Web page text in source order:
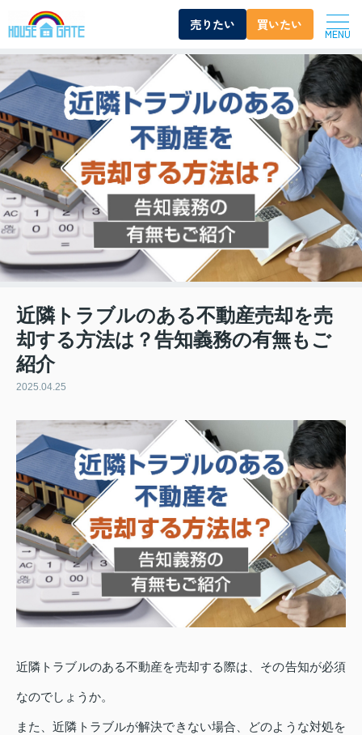
売りたい 買いたい
MENU
近隣トラブルのある不動産売却を売
却する方法は？告知義務の有無もご
紹介
2025.04.25
近隣トラブルのある不動産を売却する際は、その告知が必須
なのでしょうか。
また、近隣トラブルが解決できない場合、どのような対処を